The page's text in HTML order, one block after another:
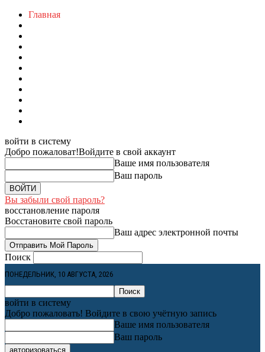
Главная
войти в систему
Добро пожаловат!Войдите в свой аккаунт
Ваше имя пользователя
Ваш пароль
Вы забыли свой пароль?
восстановление пароля
Восстановите свой пароль
Ваш адрес электронной почты
Поиск
ПОНЕДЕЛЬНИК, 10 АВГУСТА, 2026
войти в систему
Добро пожаловать! Войдите в свою учётную запись
Ваше имя пользователя
Ваш пароль